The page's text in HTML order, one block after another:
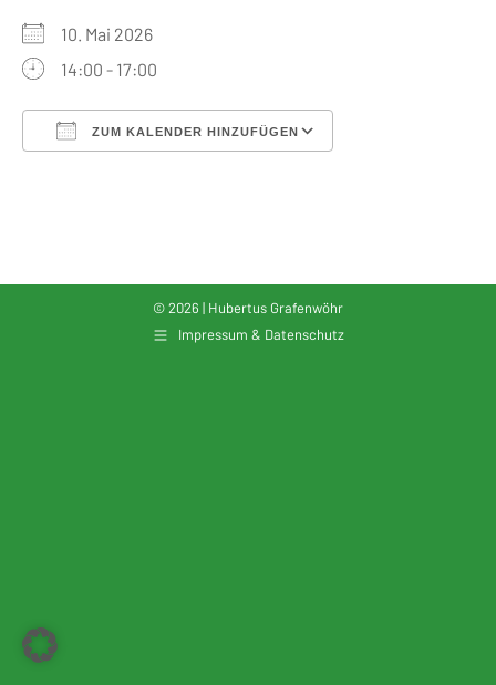
10. Mai 2026
14:00 - 17:00
ZUM KALENDER HINZUFÜGEN
© 2026 | Hubertus Grafenwöhr
Impressum & Datenschutz